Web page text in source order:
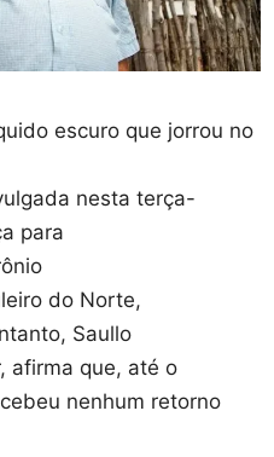
escuro que jorrou no
nesta terça-
para
do Norte,
Saullo
afirma que, até o
nenhum retorno